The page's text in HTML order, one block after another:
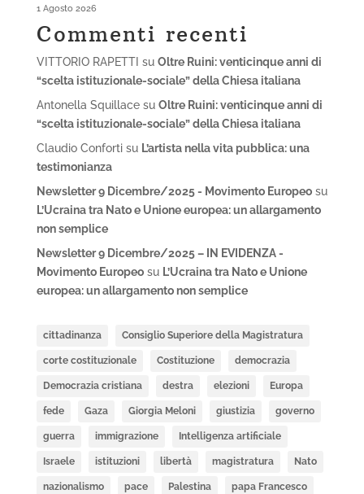
1 Agosto 2026
Commenti recenti
VITTORIO RAPETTI su Oltre Ruini: venticinque anni di
“scelta istituzionale-sociale” della Chiesa italiana
Antonella Squillacesu Oltre Ruini: venticinque anni di
“scelta istituzionale-sociale” della Chiesa italiana
Claudio Confortisu L’artista nella vita pubblica: una
testimonianza
Newsletter 9 Dicembre/2025 - Movimento Europeosu
L’Ucraina tra Nato e Unione europea: un allargamento
non semplice
Newsletter 9 Dicembre/2025 – IN EVIDENZA -
Movimento Europeosu L’Ucraina tra Nato e Unione
europea: un allargamento non semplice
cittadinanza Consiglio Superiore della Magistratura
corte costituzionale Costituzione democrazia
Democrazia cristiana destra elezioni Europa
fede Gaza Giorgia Meloni giustizia governo
guerra immigrazione Intelligenza artificiale
Israele istituzioni libertà magistratura Nato
nazionalismo pace Palestina papa Francesco